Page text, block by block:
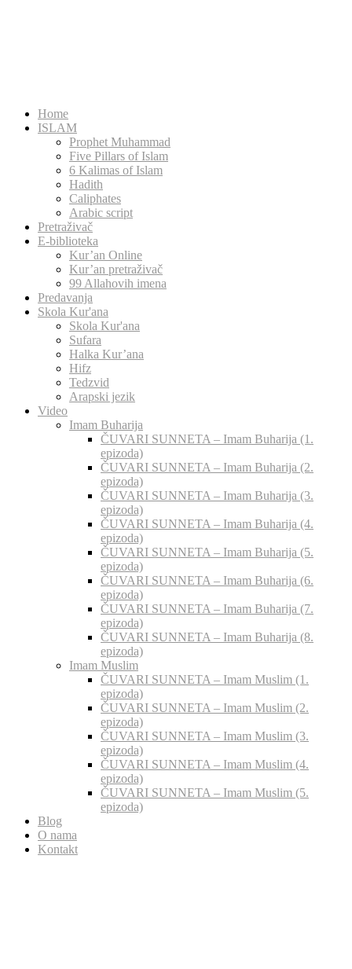
Home
ISLAM
Prophet Muhammad
Five Pillars of Islam
6 Kalimas of Islam
Hadith
Caliphates
Arabic script
Pretraživač
E-biblioteka
Kur’an Online
Kur’an pretraživač
99 Allahovih imena
Predavanja
Skola Kur'ana
Skola Kur'ana
Sufara
Halka Kur’ana
Hifz
Tedzvid
Arapski jezik
Video
Imam Buharija
ČUVARI SUNNETA – Imam Buharija (1.
epizoda)
ČUVARI SUNNETA – Imam Buharija (2.
epizoda)
ČUVARI SUNNETA – Imam Buharija (3.
epizoda)
ČUVARI SUNNETA – Imam Buharija (4.
epizoda)
ČUVARI SUNNETA – Imam Buharija (5.
epizoda)
ČUVARI SUNNETA – Imam Buharija (6.
epizoda)
ČUVARI SUNNETA – Imam Buharija (7.
epizoda)
ČUVARI SUNNETA – Imam Buharija (8.
epizoda)
Imam Muslim
ČUVARI SUNNETA – Imam Muslim (1.
epizoda)
ČUVARI SUNNETA – Imam Muslim (2.
epizoda)
ČUVARI SUNNETA – Imam Muslim (3.
epizoda)
ČUVARI SUNNETA – Imam Muslim (4.
epizoda)
ČUVARI SUNNETA – Imam Muslim (5.
epizoda)
Blog
O nama
Kontakt